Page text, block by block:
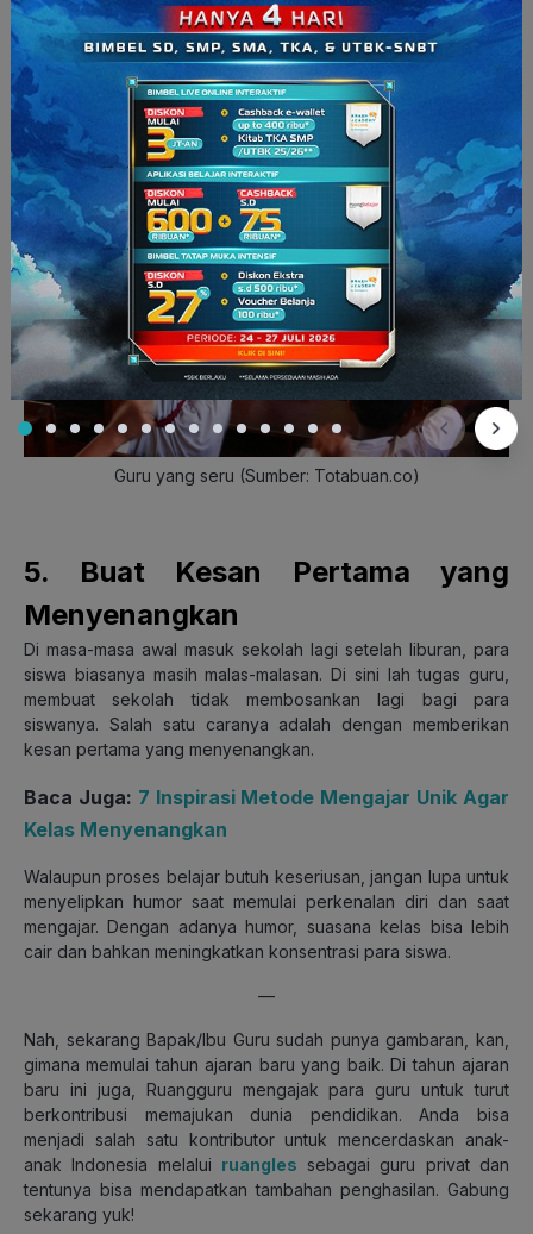
Pada dasarnya, guru memang harus mengenali seluruh
siswanya agar tidak dinilai “pilih kasih”. Jangan sampai
sebagai guru hanya mengenal beberapa siswanya saja,
sehingga ketika sedang mengajar di dalam kelas, guru selalu
memeriksa ke meja murid yang itu-itu saja.
Guru yang seru (Sumber: Totabuan.co)
5. Buat Kesan Pertama yang
Menyenangkan
Di masa-masa awal masuk sekolah lagi setelah liburan, para
siswa biasanya masih malas-malasan. Di sini lah tugas guru,
membuat sekolah tidak membosankan lagi bagi para
siswanya. Salah satu caranya adalah dengan memberikan
kesan pertama yang menyenangkan.
Baca Juga: 7 Inspirasi Metode Mengajar Unik Agar
Kelas Menyenangkan
Walaupun proses belajar butuh keseriusan, jangan lupa untuk
menyelipkan humor saat memulai perkenalan diri dan saat
mengajar. Dengan adanya humor, suasana kelas bisa lebih
cair dan bahkan meningkatkan konsentrasi para siswa.
—
Nah, sekarang Bapak/Ibu Guru sudah punya gambaran, kan,
gimana memulai tahun ajaran baru yang baik. Di tahun ajaran
baru ini juga, Ruangguru mengajak para guru untuk turut
berkontribusi memajukan dunia pendidikan. Anda bisa
menjadi salah satu kontributor untuk mencerdaskan anak-
anak Indonesia melalui ruangles sebagai guru privat dan
tentunya bisa mendapatkan tambahan penghasilan. Gabung
sekarang yuk!